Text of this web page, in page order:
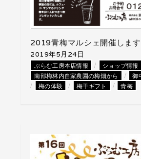
2019青梅マルシェ開催します
2019年5月24日
ぷらむ工房本店情報 / ショップ情報
南部梅林内自家農園の梅畑から / 御
/ 梅の体験 / 梅干ギフト / 青梅